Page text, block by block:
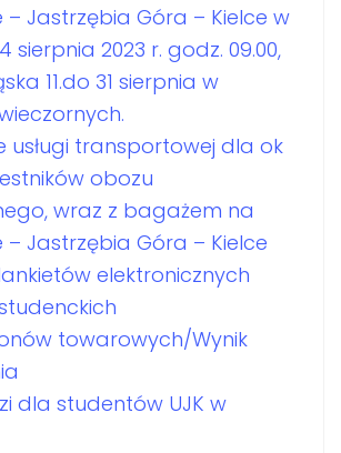
– Jastrzębia Góra – Kielce w
sierpnia 2023 r. godz. 09.00,
11.do 31 sierpnia w
usługi transportowej dla ok
obozu
wraz z bagażem na
– Jastrzębia Góra – Kielce
elektronicznych
towarowych/Wynik
dla studentów UJK w